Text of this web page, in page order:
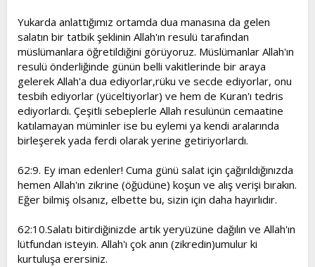
Yukarda anlattığımız ortamda dua manasına da gelen
salatın bir tatbik şeklinin Allah'ın resulü tarafından
müslümanlara öğretildiğini görüyoruz. Müslümanlar Allah'ın
resulü önderliğinde günün belli vakitlerinde bir araya
gelerek Allah'a dua ediyorlar,rüku ve secde ediyorlar, onu
tesbih ediyorlar (yüceltiyorlar) ve hem de Kuran'ı tedris
ediyorlardı. Çeşitli sebeplerle Allah resulünün cemaatine
katılamayan müminler ise bu eylemi ya kendi aralarında
birleşerek yada ferdi olarak yerine getiriyorlardı.
62:9. Ey iman edenler! Cuma günü salat için çağırıldığınızda
hemen Allah'ın zikrine (öğüdüne) koşun ve alış verişi bırakın.
Eğer bilmiş olsanız, elbette bu, sizin için daha hayırlıdır.
62:10.Salatı bitirdiğinizde artık yeryüzüne dağılın ve Allah'ın
lütfundan isteyin. Allah'ı çok anın (zikredin)umulur ki
kurtuluşa erersiniz.